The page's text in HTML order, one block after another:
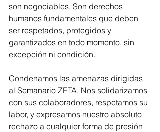
son negociables. Son derechos
humanos fundamentales que deben
ser respetados, protegidos y
garantizados en todo momento, sin
excepción ni condición.
Condenamos las amenazas dirigidas
al Semanario ZETA. Nos solidarizamos
con sus colaboradores, respetamos su
labor, y expresamos nuestro absoluto
rechazo a cualquier forma de presión